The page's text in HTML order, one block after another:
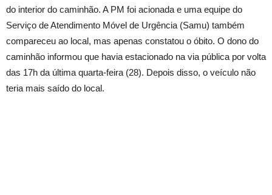
do interior do caminhão. A PM foi acionada e uma equipe do
Serviço de Atendimento Móvel de Urgência (Samu) também
compareceu ao local, mas apenas constatou o óbito. O dono do
caminhão informou que havia estacionado na via pública por volta
das 17h da última quarta-feira (28). Depois disso, o veículo não
teria mais saído do local.